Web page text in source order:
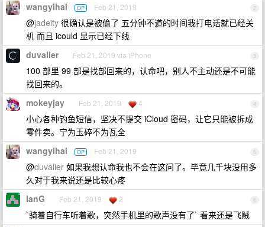
2
wangyihai OP Feb 21, 2019
@jadeity 很确认是被偷了 五分钟不道的时间我打电话就已经关
机 而且 icould 显示已经下线
3
duvalier Feb 21, 2019 via iPhone
100 部里 99 部是找部回来的，认命吧，别人不主动还是不可能
找回来的。
4
mokeyjay Feb 21, 2019 4
小心各种钓鱼短信，坚决不提交 iCloud 密码，让它只能被拆成
零件卖。宁为玉碎不为瓦全
5
wangyihai OP Feb 21, 2019
@duvalier 如果我想认命我也不会在这问了。毕竟几千块没用多
久对于我来说还是比较心疼
6
IanG Feb 21, 2019 2
`骑着自行车听着歌，突然手机里的歌声没有了` 看来还是飞贼